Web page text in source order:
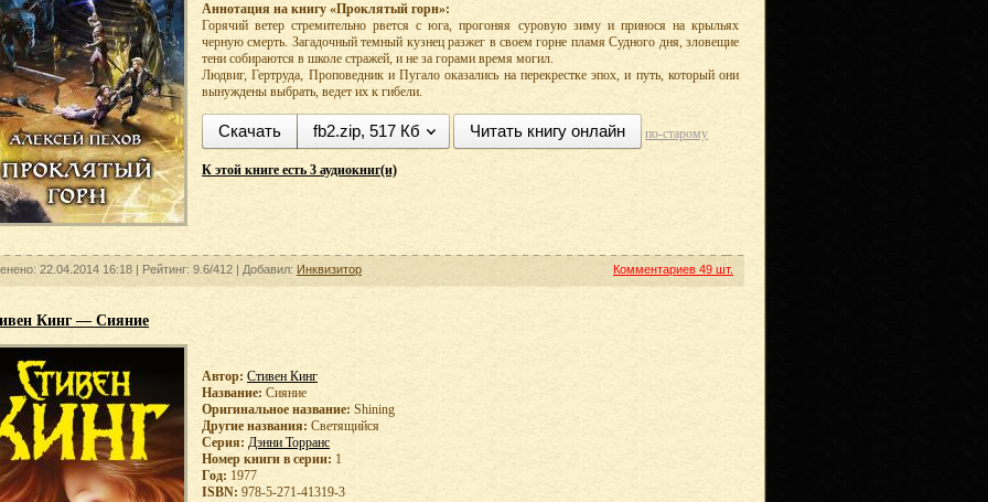
Аннотация на книгу «Проклятый горн»:
Горячий ветер стремительно рвется с юга, прогоняя суровую зиму и принося на крыльях
черную смерть. Загадочный темный кузнец разжег в своем горне пламя Судного дня, зловещие
тени собираются в школе стражей, и не за горами время могил.
Людвиг, Гертруда, Проповедник и Пугало оказались на перекрестке эпох, и путь, который они
вынуждены выбрать, ведет их к гибели.
Скачать fb2.zip, 517 Кб Читать книгу онлайн по-старому
К этой книге есть 3 аудиокниг(и)
22.04.2014 16:18 | Рейтинг: 9.6/412 | Добавил: Инквизитор Комментариев 49 шт.
Кинг — Сияние
Автор: Стивен Кинг
Название: Сияние
Оригинальное название: Shining
Другие названия: Светящийся
Серия: Дэнни Торранс
Номер книги в серии: 1
Год: 1977
ISBN: 978-5-271-41319-3